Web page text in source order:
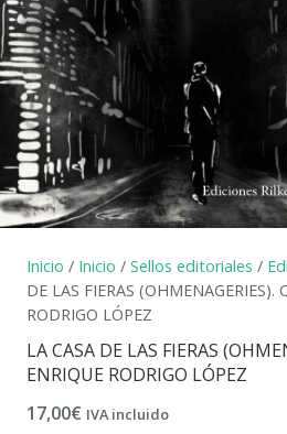
Inicio / Inicio / Sellos editoriales /
DE LAS FIERAS (OHMENAGERIES).
RODRIGO LÓPEZ
LA CASA DE LAS FIERAS
ENRIQUE RODRIGO LÓPEZ
17,00€ IVA incluido